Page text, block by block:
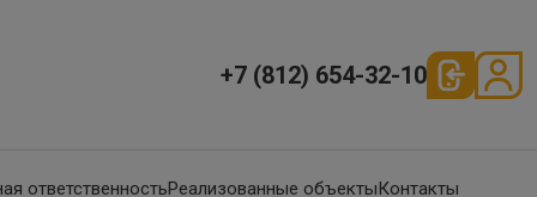
+7 (812) 654-32-10
ответственностьРеализованные объектыКонтакты